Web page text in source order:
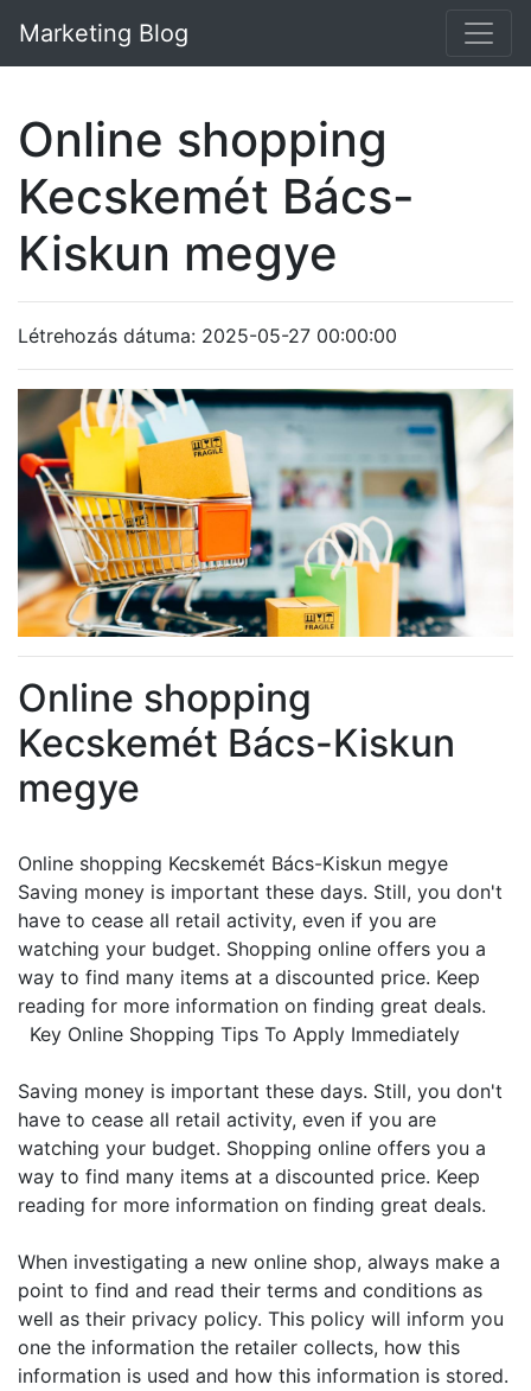
Marketing Blog
Online shopping
Kecskemét Bács-
Kiskun megye
Létrehozás dátuma: 2025-05-27 00:00:00
Online shopping
Kecskemét Bács-Kiskun
megye
Online shopping Kecskemét Bács-Kiskun megye
Saving money is important these days. Still, you don't
have to cease all retail activity, even if you are
watching your budget. Shopping online offers you a
way to find many items at a discounted price. Keep
reading for more information on finding great deals.
Key Online Shopping Tips To Apply Immediately
Saving money is important these days. Still, you don't
have to cease all retail activity, even if you are
watching your budget. Shopping online offers you a
way to find many items at a discounted price. Keep
reading for more information on finding great deals.
When investigating a new online shop, always make a
point to find and read their terms and conditions as
well as their privacy policy. This policy will inform you
one the information the retailer collects, how this
information is used and how this information is stored.